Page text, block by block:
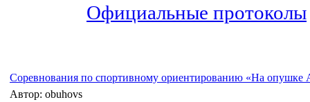
Официальные протоколы
Соревнования по спортивному ориентированию «На опушке
Автор: obuhovs